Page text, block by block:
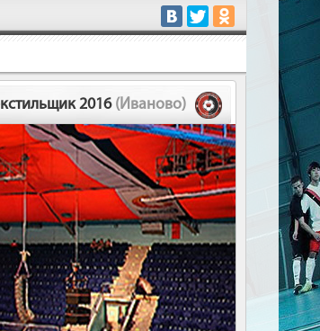
2016 (Иваново)